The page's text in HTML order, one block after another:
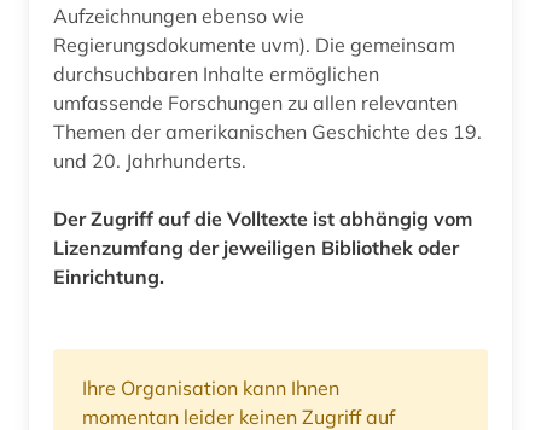
Aufzeichnungen ebenso wie
Regierungsdokumente uvm). Die gemeinsam
durchsuchbaren Inhalte ermöglichen
umfassende Forschungen zu allen relevanten
Themen der amerikanischen Geschichte des 19.
und 20. Jahrhunderts.
Der Zugriff auf die Volltexte ist abhängig vom
Lizenzumfang der jeweiligen Bibliothek oder
Einrichtung.
Ihre Organisation kann Ihnen
momentan leider keinen Zugriff auf